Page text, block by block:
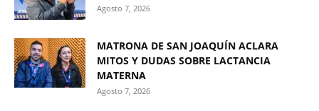
Agosto 7, 2026
MATRONA DE SAN JOAQUÍN ACLARA
MITOS Y DUDAS SOBRE LACTANCIA
MATERNA
Agosto 7, 2026